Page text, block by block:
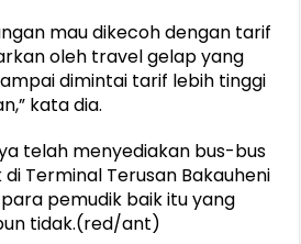
mau dikecoh dengan tarif
oleh travel gelap yang
dimintai tarif lebih tinggi
kata dia.
telah menyediakan bus-bus
Terminal Terusan Bakauheni
pemudik baik itu yang
tidak.(red/ant)